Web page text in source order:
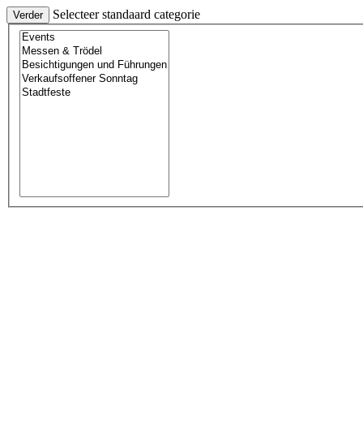
Verder Selecteer standaard categorie